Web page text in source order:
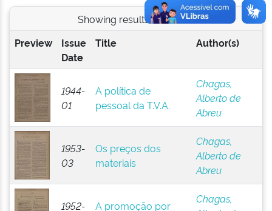
Showing results 1 to 3 of 3
Preview
Issue
Date
Title Author(s)
1944-
01
A política de
pessoal da T.V.A.
Chagas,
Alberto de
Abreu
1953-
03
Os preços dos
materiais
Chagas,
Alberto de
Abreu
1952-
A promoção por
Chagas,